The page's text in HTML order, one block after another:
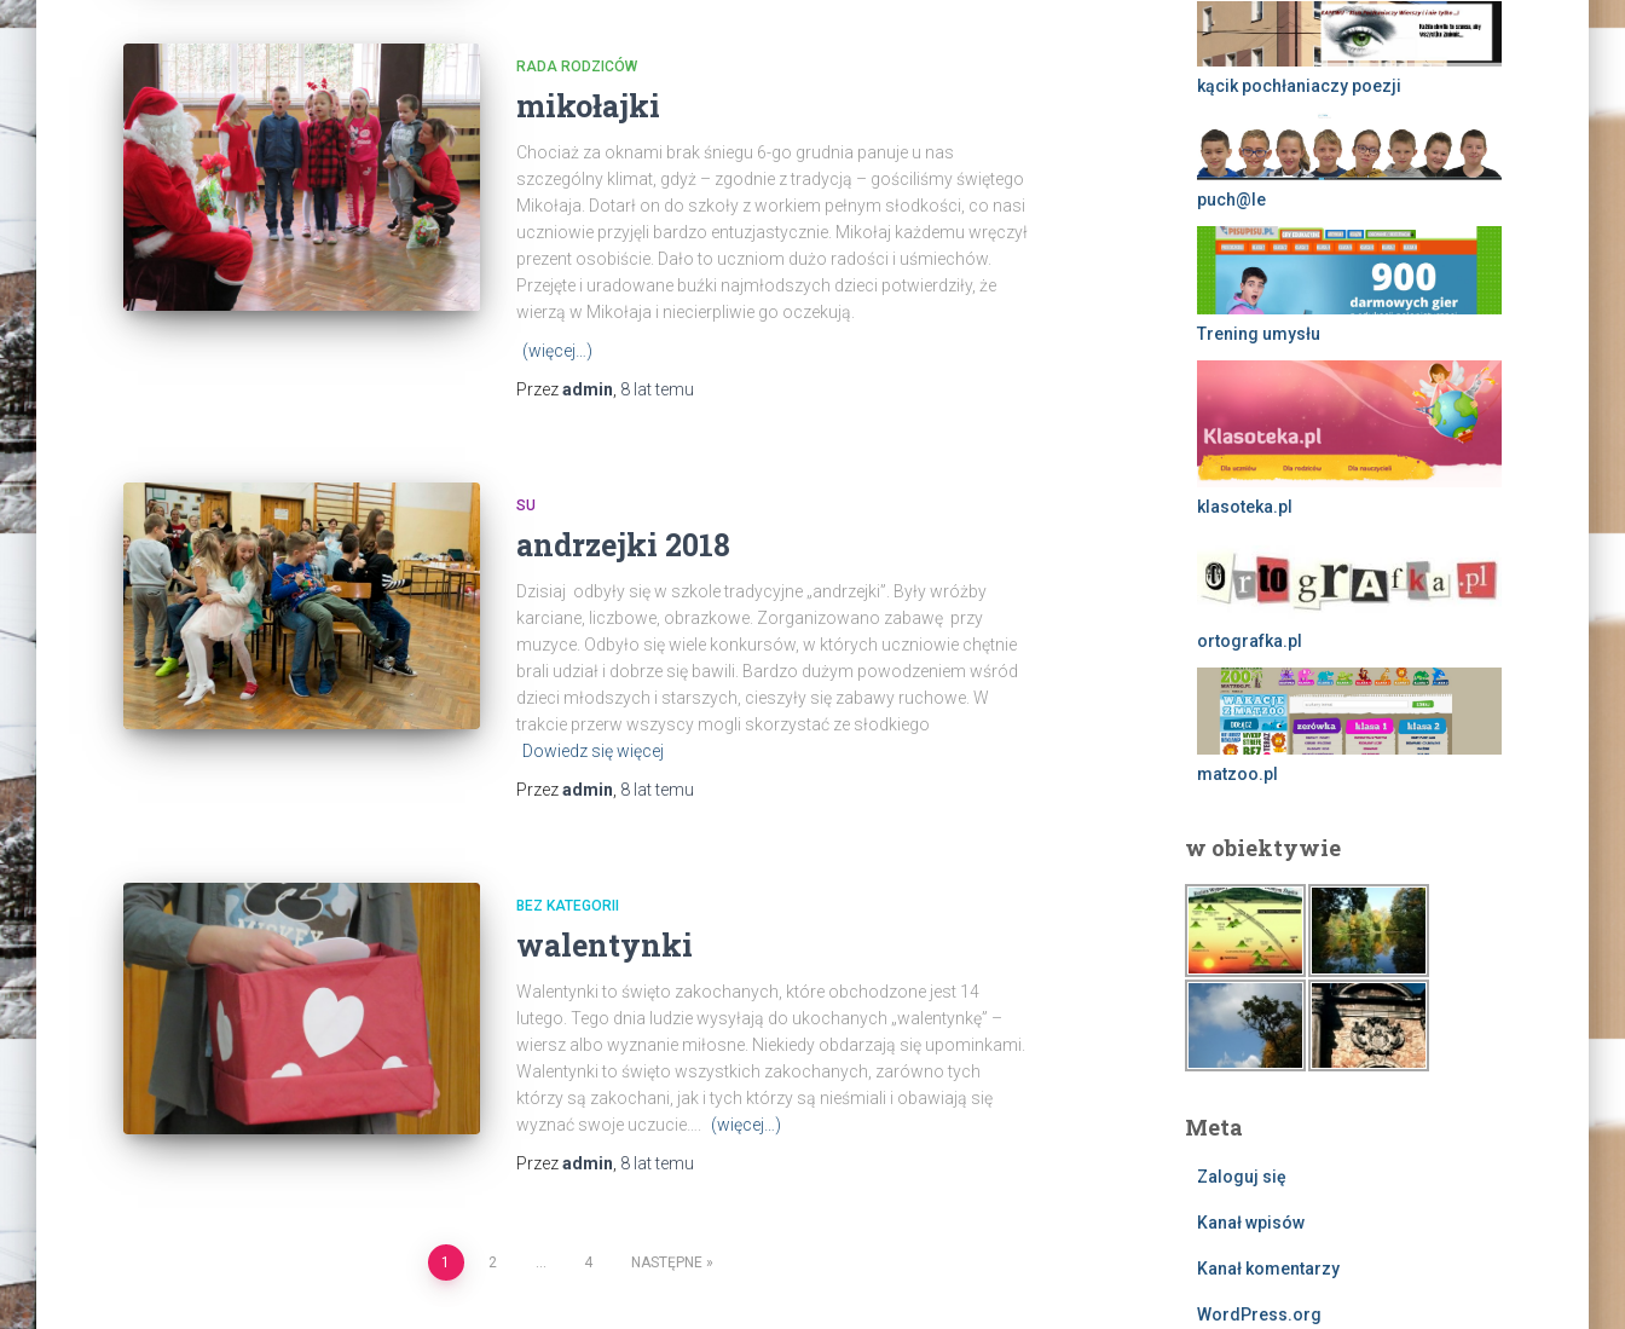
RADA RODZICÓW
mikołajki
Chociaż za oknami brak śniegu 6-go grudnia panuje u nas
szczególny klimat, gdyż – zgodnie z tradycją – gościliśmy świętego
Mikołaja. Dotarł on do szkoły z workiem pełnym słodkości, co nasi
uczniowie przyjęli bardzo entuzjastycznie. Mikołaj każdemu wręczył
prezent osobiście. Dało to uczniom dużo radości i uśmiechów.
Przejęte i uradowane buźki najmłodszych dzieci potwierdziły, że
wierzą w Mikołaja i niecierpliwie go oczekują.
(więcej…)
Przezadmin 8 lattemu
SU
andrzejki 2018
Dzisiaj odbyły się w szkole tradycyjne „andrzejki”. Były wróżby
karciane, liczbowe, obrazkowe. Zorganizowano zabawę przy
muzyce. Odbyło się wiele konkursów, w których uczniowie chętnie
brali udział i dobrze się bawili. Bardzo dużym powodzeniem wśród
dzieci młodszych i starszych, cieszyły się zabawy ruchowe. W
trakcie przerw wszyscy mogli skorzystać ze słodkiego
Dowiedz się więcej
Przezadmin 8 lattemu
BEZ KATEGORII
walentynki
Walentynki to święto zakochanych, które obchodzone jest 14
lutego. Tego dnia ludzie wysyłają do ukochanych „walentynkę” –
wiersz albo wyznanie miłosne. Niekiedy obdarzają się upominkami.
Walentynki to święto wszystkich zakochanych, zarówno tych
którzy są zakochani, jak i tych którzy są nieśmiali i obawiają się
wyznać swoje uczucie….
(więcej…)
Przezadmin 8 lattemu
1 2 4 NASTĘPNE
kącik pochłaniaczy poezji
puch@le
Trening umysłu
klasoteka.pl
ortografka.pl
matzoo.pl
w obiektywie
Meta
Zaloguj się
Kanał wpisów
Kanał komentarzy
WordPress.org